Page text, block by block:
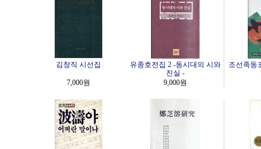
김창직 시선집
7,000원
유종호전집 2 -동시대의 시와
진실 -
9,000원
조선족동